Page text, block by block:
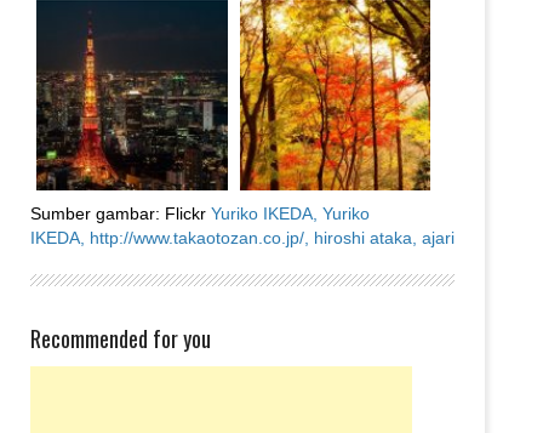
Sumber gambar: Flickr Yuriko IKEDA, Yuriko
IKEDA, http://www.takaotozan.co.jp/, hiroshi ataka, ajari
Recommended for you